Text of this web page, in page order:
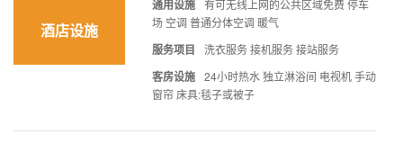
酒店设施
通用设施 有可无线上网的公共区域免费 停车
场 空调 普通分体空调 暖气
服务项目 洗衣服务 接机服务 接站服务
客房设施 24小时热水 独立淋浴间 电视机 手动
窗帘 床具:毯子或被子